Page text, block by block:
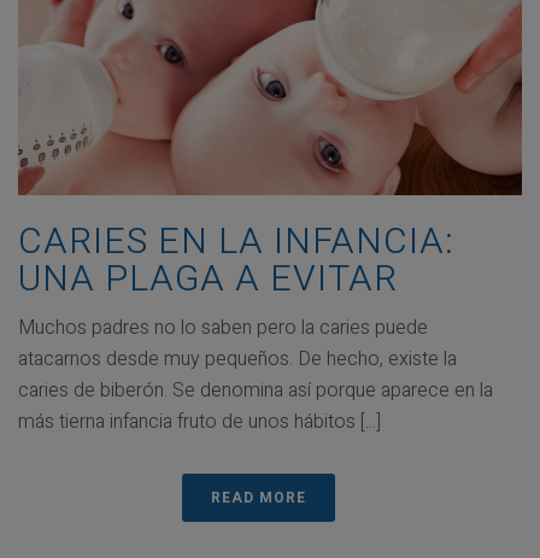
CARIES EN LA INFANCIA:
UNA PLAGA A EVITAR
Muchos padres no lo saben pero la caries puede
atacarnos desde muy pequeños. De hecho, existe la
caries de biberón. Se denomina así porque aparece en la
más tierna infancia fruto de unos hábitos [...]
READ MORE